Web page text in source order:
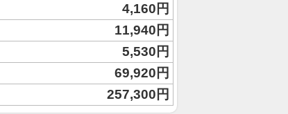
4,160円
11,940円
5,530円
69,920円
257,300円